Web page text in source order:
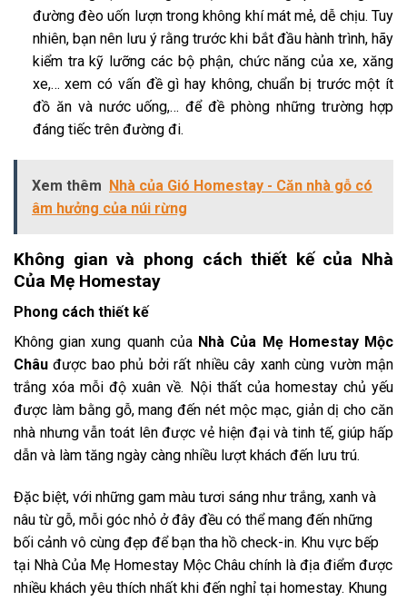
đường đèo uốn lượn trong không khí mát mẻ, dễ chịu. Tuy
nhiên, bạn nên lưu ý rằng trước khi bắt đầu hành trình, hãy
kiểm tra kỹ lưỡng các bộ phận, chức năng của xe, xăng
xe,… xem có vấn đề gì hay không, chuẩn bị trước một ít
đồ ăn và nước uống,… để đề phòng những trường hợp
đáng tiếc trên đường đi.
Xem thêm Nhà của Gió Homestay - Căn nhà gỗ có
âm hưởng của núi rừng
Không gian và phong cách thiết kế của Nhà
Của Mẹ Homestay
Phong cách thiết kế
Không gian xung quanh của Nhà Của Mẹ Homestay Mộc
Châu được bao phủ bởi rất nhiều cây xanh cùng vườn mận
trắng xóa mỗi độ xuân về. Nội thất của homestay chủ yếu
được làm bằng gỗ, mang đến nét mộc mạc, giản dị cho căn
nhà nhưng vẫn toát lên được vẻ hiện đại và tinh tế, giúp hấp
dẫn và làm tăng ngày càng nhiều lượt khách đến lưu trú.
Đặc biệt, với những gam màu tươi sáng như trắng, xanh và
nâu từ gỗ, mỗi góc nhỏ ở đây đều có thể mang đến những
bối cảnh vô cùng đẹp để bạn tha hồ check-in. Khu vực bếp
tại Nhà Của Mẹ Homestay Mộc Châu chính là địa điểm được
nhiều khách yêu thích nhất khi đến nghỉ tại homestay. Khung